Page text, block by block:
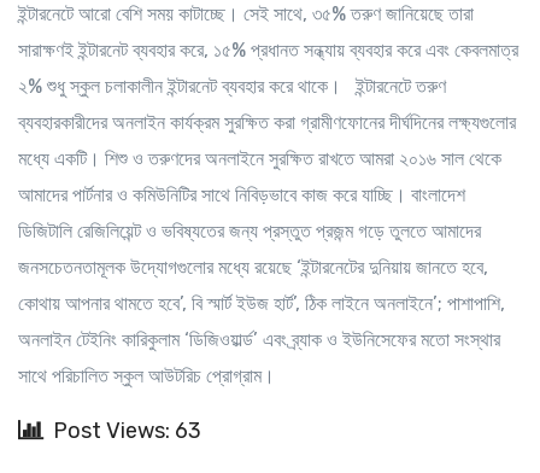
ইন্টারনেটে আরো বেশি সময় কাটাচ্ছে। সেই সাথে, ৩৫% তরুণ জানিয়েছে তারা
সারাক্ষণই ইন্টারনেট ব্যবহার করে, ১৫% প্রধানত সন্ধ্যায় ব্যবহার করে এবং কেবলমাত্র
২% শুধু স্কুল চলাকালীন ইন্টারনেট ব্যবহার করে থাকে। ইন্টারনেটে তরুণ
ব্যবহারকারীদের অনলাইন কার্যক্রম সুরক্ষিত করা গ্রামীণফোনের দীর্ঘদিনের লক্ষ্যগুলোর
মধ্যে একটি। শিশু ও তরুণদের অনলাইনে সুরক্ষিত রাখতে আমরা ২০১৬ সাল থেকে
আমাদের পার্টনার ও কমিউনিটির সাথে নিবিড়ভাবে কাজ করে যাচ্ছি। বাংলাদেশ
ডিজিটালি রেজিলিয়েন্ট ও ভবিষ্যতের জন্য প্রস্তুত প্রজন্ম গড়ে তুলতে আমাদের
জনসচেতনতামূলক উদ্যোগগুলোর মধ্যে রয়েছে ‘ইন্টারনেটের দুনিয়ায় জানতে হবে,
কোথায় আপনার থামতে হবে’, বি স্মার্ট ইউজ হার্ট’, ঠিক লাইনে অনলাইনে’; পাশাপাশি,
অনলাইন টেইনিং কারিকুলাম ‘ডিজিওয়ার্ল্ড’ এবং ব্র্যাক ও ইউনিসেফের মতো সংস্থার
সাথে পরিচালিত স্কুল আউটরিচ প্রোগ্রাম।
Post Views: 63